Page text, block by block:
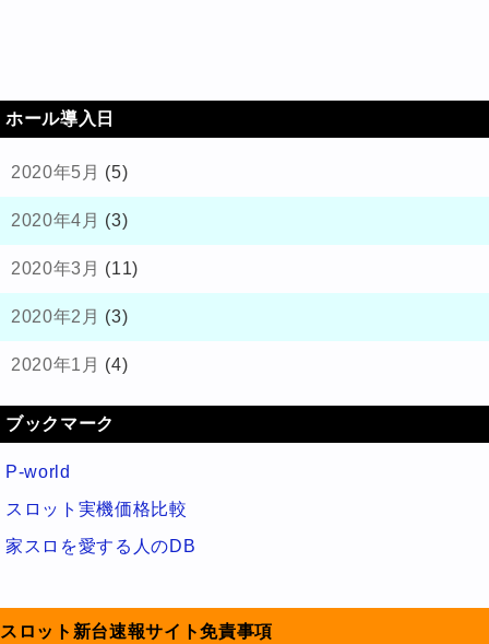
ホール導入日
2020年5月 (5)
2020年4月 (3)
2020年3月 (11)
2020年2月 (3)
2020年1月 (4)
ブックマーク
P-world
スロット実機価格比較
家スロを愛する人のDB
スロット新台速報サイト免責事項